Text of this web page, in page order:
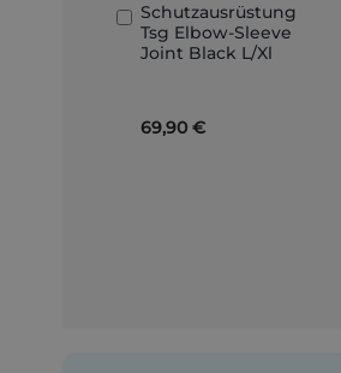
Schutzausrüstung
Tsg Elbow-Sleeve
Joint Black L/Xl
69,90 €
In
den
Warenkorb